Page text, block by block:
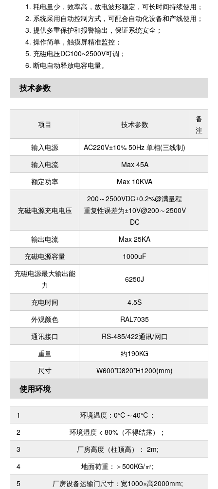
1. 耗电量少，效率高，放电波形稳定，可长时间持续使用；
2. 系统采用自动控制方式，可配合自动化设备和产线使用；
3. 提供多重保护和报警输出，保证系统安全；
4. 操作简单，触摸屏精准监控；
5. 充磁电压DC100~2500V可调；
6. 断电自动释放电容电量。
技术参数
项目 技术参数
备
注
输入电源
AC220V±10% 50Hz 单相(三线制)
输入电流
Max 45A
额定功率
Max 10KVA
充磁电源充电电压
200～2500VDC±0.2%@满量程
重复性误差为±10V@200～2500V
DC
输出电流
Max 25KA
充磁电源容量
1000uF
充磁电源最大输出能
力
6250J
充电时间
4.5S
外观颜色
RAL7035
通讯接口
RS-485/422通讯/网口
重量
约190KG
尺寸
W600*D820*H1200(mm)
使用环境
1
环境温度：0℃～40℃；
2
环境湿度 < 80%（不得结露）；
3
厂房高度（柱顶高）： 2m;
4
地面荷重：＞500KG/㎡;
5
厂房设备运输门尺寸：宽1000×高2000mm;